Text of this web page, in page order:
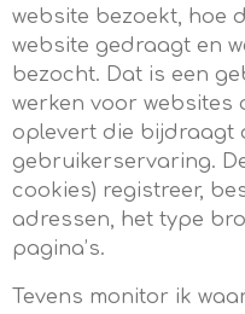
website bezoekt, hoe
website gedraagt en
bezocht. Dat is een
werken voor websites
oplevert die bijdraagt
gebruikerservaring.
cookies) registreer,
adressen, het type
pagina’s.
Tevens monitor ik